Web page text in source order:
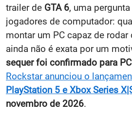
trailer de GTA 6, uma
jogadores de computador:
montar um PC capaz de rodar
ainda não é exata por um
sequer foi confirmado para PC
Rockstar anunciou o
PlayStation 5 e Xbox Series
novembro de 2026.